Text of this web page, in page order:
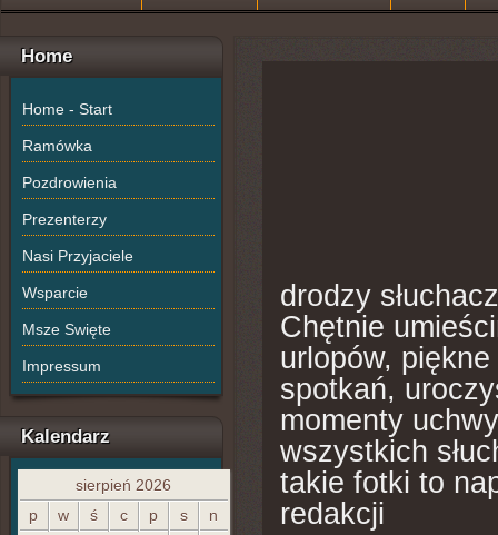
Home
Home - Start
Ramówka
Pozdrowienia
Prezenterzy
Nasi Przyjaciele
Wsparcie
Msze Swięte
Impressum
Kalendarz
sierpień 2026
p
w ś c p s n
drodzy
Chętnie
urlopów,
spotkań,
momenty
wszystkich
takie fotki to
redakcji